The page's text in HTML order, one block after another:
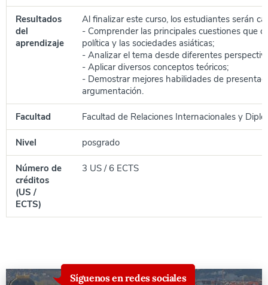
Resultados
del
aprendizaje
Al finalizar este curso, los estudiantes serán
- Comprender las principales cuestiones que
política y las sociedades asiáticas;
- Analizar el tema desde diferentes
- Aplicar diversos conceptos teóricos;
- Demostrar mejores habilidades de
argumentación.
Facultad Facultad de Relaciones Internacionales y
Nivel posgrado
Número de
créditos
(US /
ECTS)
3 US / 6 ECTS
Síguenos en redes sociales